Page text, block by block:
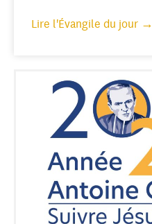
Lire l'Évangile du jour →